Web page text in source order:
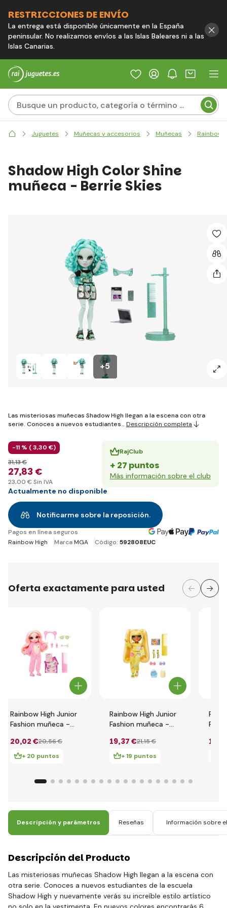
RESTRICCIONES DE ENVÍO
La entrega está disponible únicamente en la España
peninsular. No realizamos envíos a las Islas Baleares ni a las
Islas Canarias.
Juguetes Muñecas y accesorios Muñecas Rainbow
+5
Shadow High Color Shine
muñeca - Berrie Skies
Las misteriosas muñecas Shadow High llegan a la escena con otra
serie. Conoces a nuevos estudiantes… Descripción completa
-11 % (3,30 €)
27,83 €
31,13 €
23,00 € Sin IVA
RajClub
+ 27 puntos
Más información sobre el club
Actualmente no disponible
Notificarme sobre la reposición.
Pagos en línea seguros
Rainbow High
MarcaMGA Código: 592808EUC
Oferta exactamente para usted
Rainbow High Junior
Fashion muñeca -
20,02 €20,56 €
+ 20 puntos
Rainbow High Junior
Fashion muñeca -
19,37 €21,15 €
+ 19 puntos
19
Descripción y parámetros Reseñas Información sobre
Descripción del Producto
Las misteriosas muñecas Shadow High llegan a la escena con
otra serie. Conoces a nuevos estudiantes de la escuela
Shadow High y nuevamente verás su increíble estilo artístico